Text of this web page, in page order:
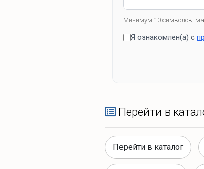
Минимум 10 символов,
Я ознакомлен(а) с
Перейти в
Перейти в каталог